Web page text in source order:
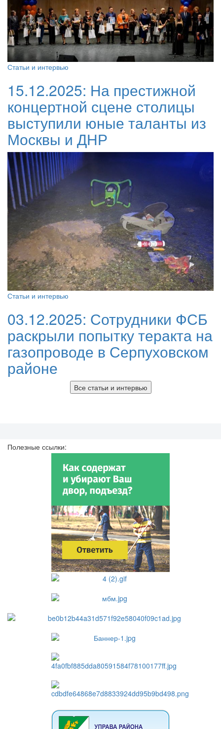
Статьи и интервью
15.12.2025: На престижной
концертной сцене столицы
выступили юные таланты из
Москвы и ДНР
Статьи и интервью
03.12.2025: Сотрудники ФСБ
раскрыли попытку теракта на
газопроводе в Серпуховском
районе
Все статьи и интервью
Полезные ссылки: